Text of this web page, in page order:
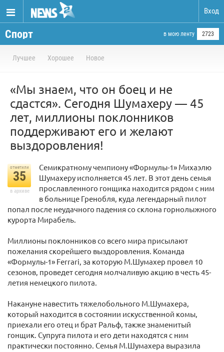
Вход
Спорт в мою ленту 2723
Лучшее Хорошее Новое
«Мы знаем, что он боец и не
сдастся». Сегодня Шумахеру — 45
лет, миллионы поклонников
поддерживают его и желают
выздоровления!
отметили
35
в архиве
Семикратному чемпиону «Формулы-1» Михаэлю
Шумахеру исполняется 45 лет. В этот день семья
прославленного гонщика находится рядом с ним
в больнице Гренобля, куда легендарный пилот
попал после неудачного падения со склона горнолыжного
курорта Мирабель.
Миллионы поклонников со всего мира присылают
пожелания скорейшего выздоровления. Команда
«Формулы-1» Ferrari, за которую М.Шумахер провел 10
сезонов, проведет сегодня молчаливую акцию в честь 45-
летия немецкого пилота.
Накануне навестить тяжелобольного М.Шумахера,
который находится в состоянии искусственной комы,
приехали его отец и брат Ральф, также знаменитый
гонщик. Супруга пилота и его дети находятся с ним
практически постоянно. Семья М.Шумахера выразила